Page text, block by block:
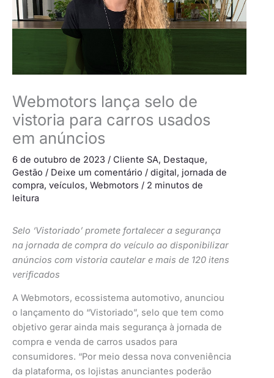
Webmotors lança selo de
vistoria para carros usados
em anúncios
6 de outubro de 2023 / Cliente SA, Destaque,
Gestão / Deixe um comentário / digital, jornada de
compra, veículos, Webmotors / 2 minutos de
leitura
Selo ‘Vistoriado’ promete fortalecer a segurança
na jornada de compra do veículo ao disponibilizar
anúncios com vistoria cautelar e mais de 120 itens
verificados
A Webmotors, ecossistema automotivo, anunciou
o lançamento do “Vistoriado”, selo que tem como
objetivo gerar ainda mais segurança à jornada de
compra e venda de carros usados para
consumidores. “Por meio dessa nova conveniência
da plataforma, os lojistas anunciantes poderão